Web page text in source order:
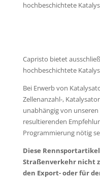
hochbeschichtete
Capristo bietet
hochbeschichtete
Bei Erwerb von
Zellenanzahl-,
unabhängig von
resultierenden
Programmierung nötig
Diese
Straßenverkehr nicht
den Export- oder für